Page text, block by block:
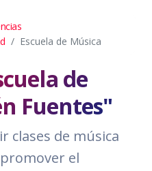
Escuela de Música
de
Fuentes"
clases de música
el